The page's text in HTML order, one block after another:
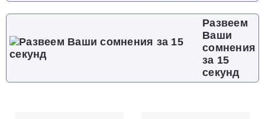
Развеем
Ваши
сомнения
за 15
секунд